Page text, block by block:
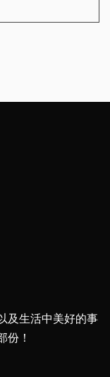
及生活中美好的事
份！